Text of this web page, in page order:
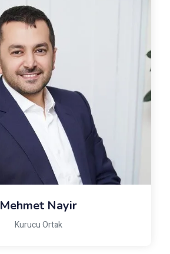
Mehmet Nayir
Kurucu Ortak